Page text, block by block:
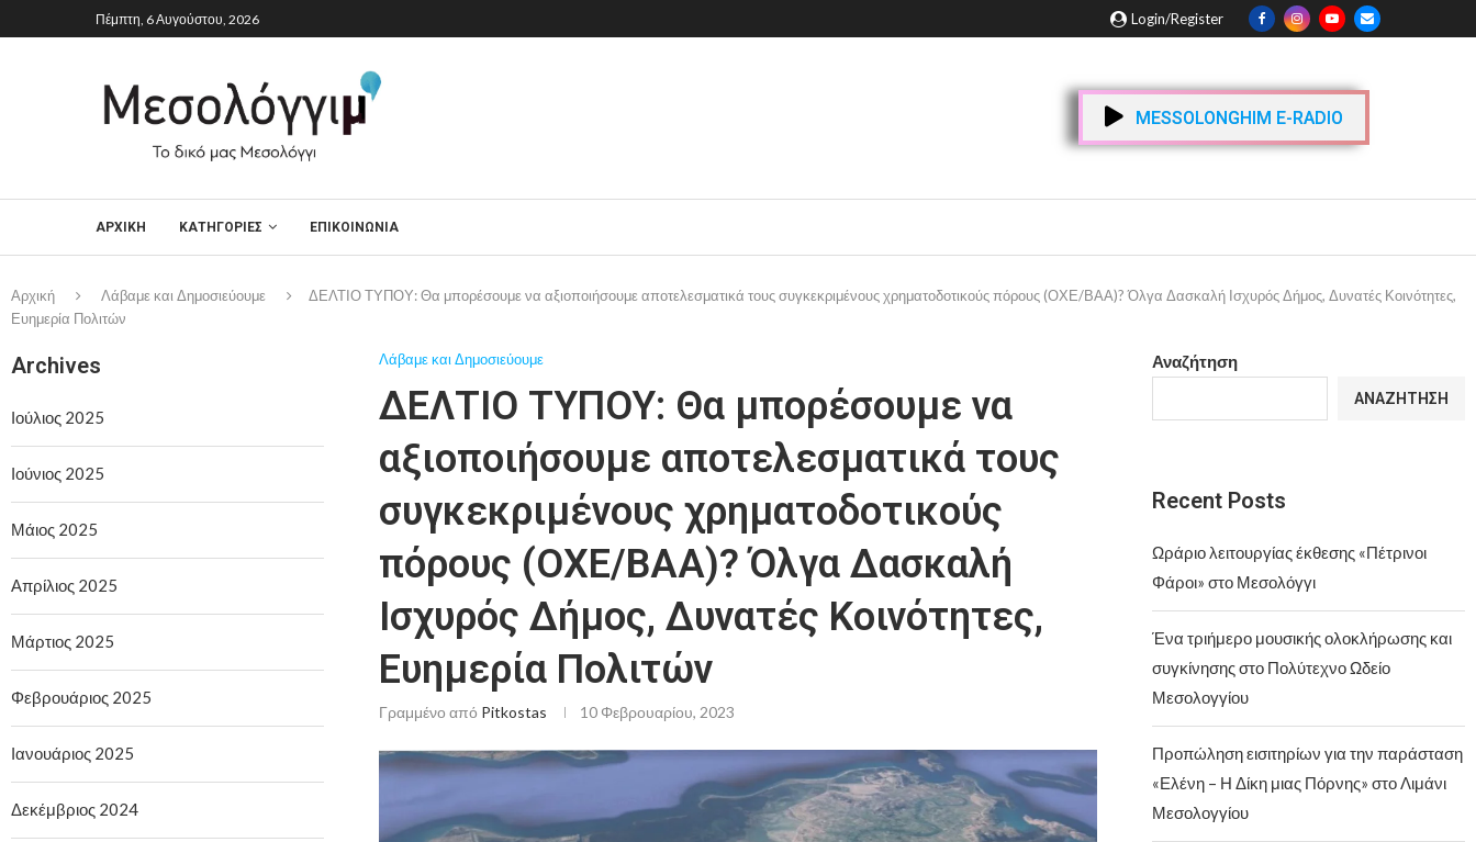
Πέμπτη, 6 Αυγούστου, 2026 Login/Register
MESSOLONGHIM E-RADIO
ΑΡΧΙΚΉ ΚΑΤΗΓΟΡΙΕΣ ΕΠΙΚΟΙΝΩΝΙΑ
Αρχική Λάβαμε και Δημοσιεύουμε
ΔΕΛΤΙΟ ΤΥΠΟΥ: Θα μπορέσουμε να αξιοποιήσουμε αποτελεσματικά τους συγκεκριμένους χρηματοδοτικούς πόρους (ΟΧΕ/ΒΑΑ)? Όλγα Δασκαλή Ισχυρός Δήμος, Δυνατές Κοινότητες,
Ευημερία Πολιτών
Λάβαμε και Δημοσιεύουμε
ΔΕΛΤΙΟ ΤΥΠΟΥ: Θα μπορέσουμε να
αξιοποιήσουμε αποτελεσματικά τους
συγκεκριμένους χρηματοδοτικούς
πόρους (ΟΧΕ/ΒΑΑ)? Όλγα Δασκαλή
Ισχυρός Δήμος, Δυνατές Κοινότητες,
Ευημερία Πολιτών
Γραμμένο από Pitkostas 10 Φεβρουαρίου, 2023
Αναζήτηση
ΑΝΑΖΉΤΗΣΗ
Recent Posts
Ωράριο λειτουργίας έκθεσης «Πέτρινοι
Φάροι» στο Μεσολόγγι
Ένα τριήμερο μουσικής ολοκλήρωσης και
συγκίνησης στο Πολύτεχνο Ωδείο
Μεσολογγίου
Προπώληση εισιτηρίων για την παράσταση
«Ελένη – Η Δίκη μιας Πόρνης» στο Λιμάνι
Μεσολογγίου
Archives
Ιούλιος 2025
Ιούνιος 2025
Μάιος 2025
Απρίλιος 2025
Μάρτιος 2025
Φεβρουάριος 2025
Ιανουάριος 2025
Δεκέμβριος 2024